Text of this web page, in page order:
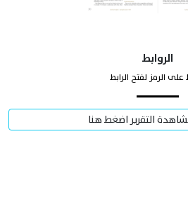
الروابط
الرمز لفتح الرابط
التقرير اضغط هنا